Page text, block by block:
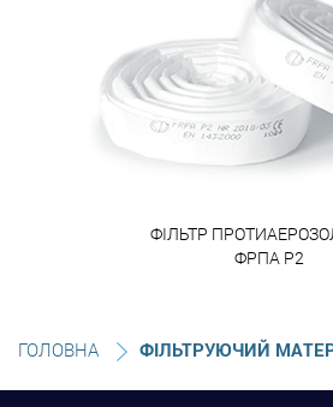
ФІЛЬТР
ФРПА Р2
ГОЛОВНА ФІЛЬТРУЮЧИЙ